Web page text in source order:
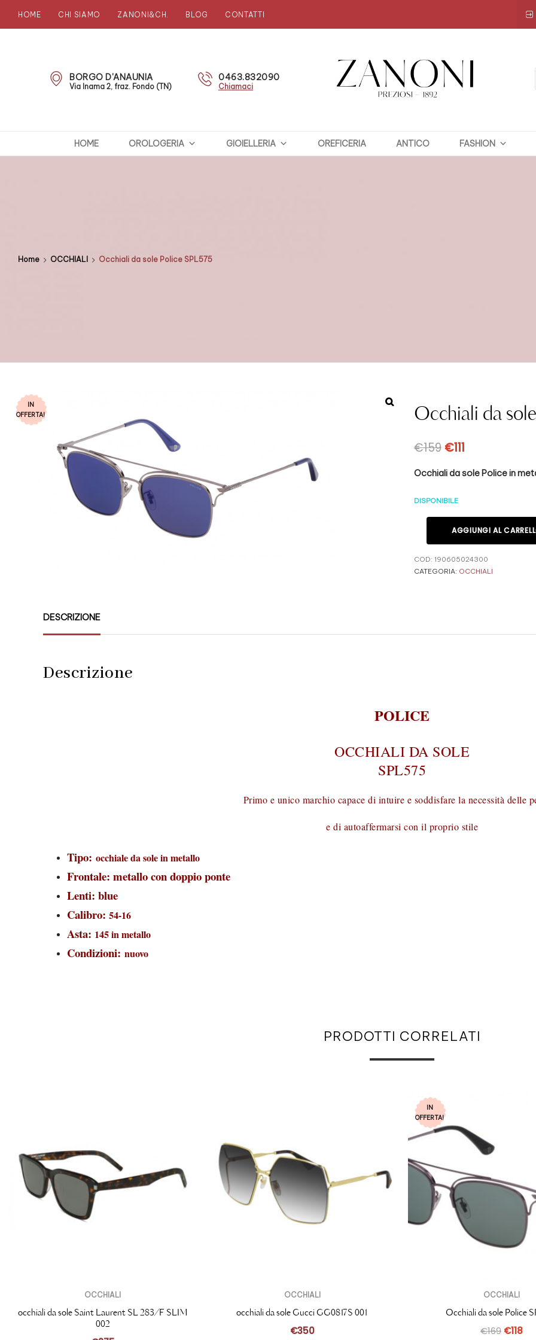
HOME CHI SIAMO ZANONI&CH. BLOG CONTATTI
BORGO D'ANAUNIA
Via Inama 2, fraz. Fondo (TN)
0463.832090
Chiamaci
PREZIOSI
HOME OROLOGERIA GIOIELLERIA OREFICERIA ANTICO FASHION
Home OCCHIALI Occhiali da sole Police SPL575
IN
OFFERTA!
Occhiali da
€159 €111
Occhiali da sole Police in
DISPONIBILE
AGGIUNGI AL
COD: 190605024300
CATEGORIA: OCCHIALI
DESCRIZIONE
Descrizione
POLICE
OCCHIALI DA SOLE
SPL575
Primo e unico marchio capace di intuire e soddisfare la necessità delle
e di autoaffermarsi con il proprio stile
Tipo: occhiale da sole in metallo
Frontale: metallo con doppio ponte
Lenti: blue
Calibro: 54-16
Asta: 145 in metallo
Condizioni: nuovo
PRODOTTI CORRELATI
OCCHIALI
occhiali da sole Saint Laurent SL 283/F SLIM
002
OCCHIALI
occhiali da sole Gucci GG0817S 001
€350
IN
OFFERTA!
OCCHIALI
Occhiali da sole Police
€169 €118